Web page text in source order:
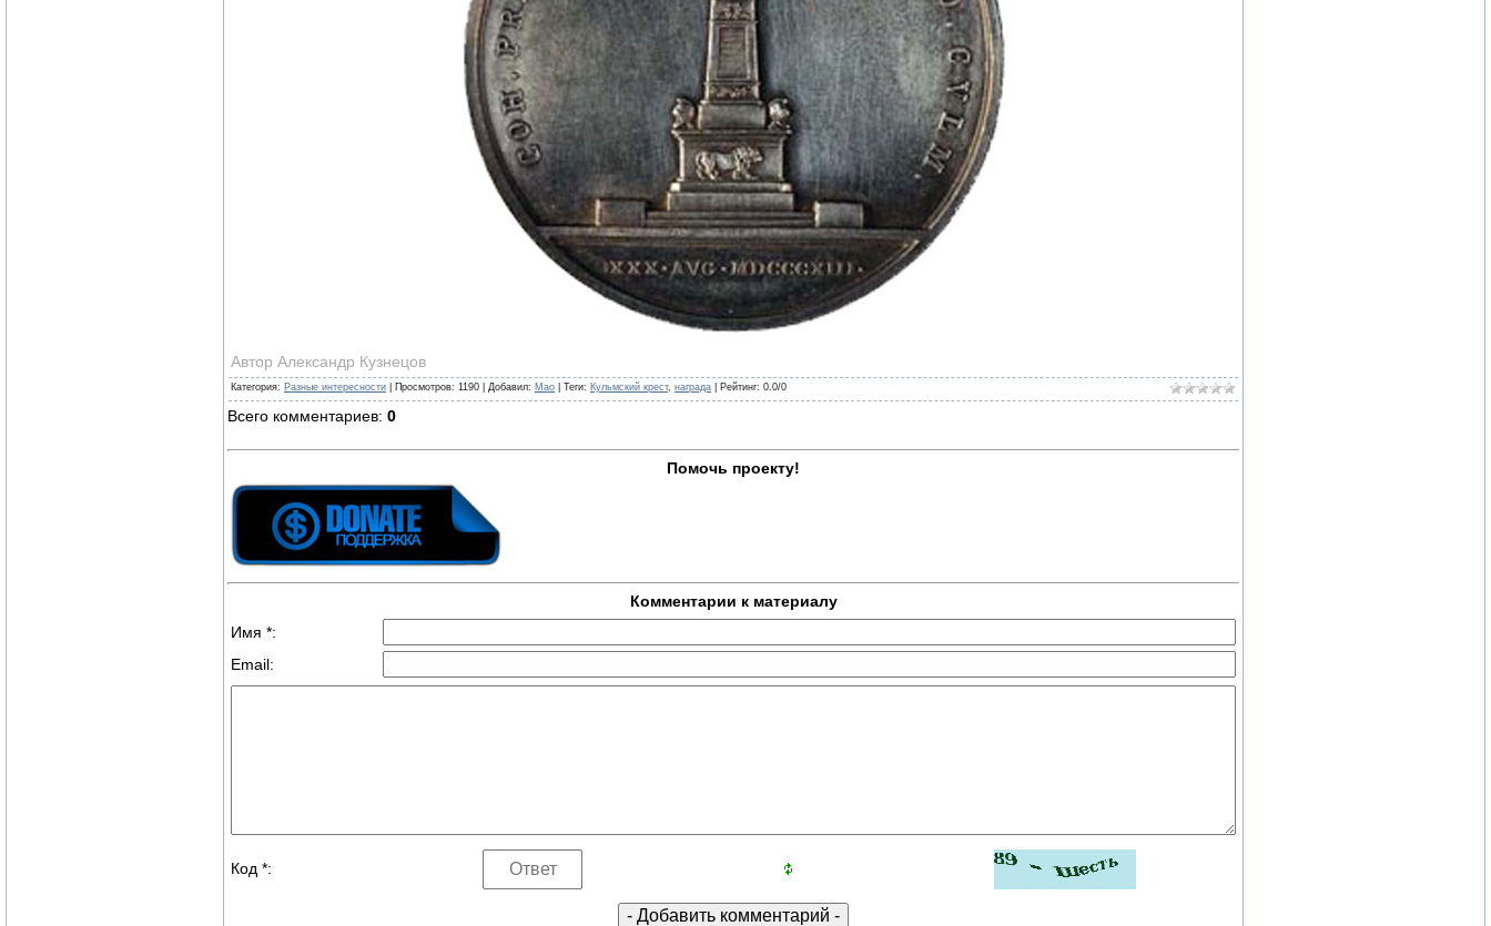
Автор Александр Кузнецов
Категория: Разные интересности Просмотров: 1190 Добавил: Mao Теги: Кульмский крест, награда Рейтинг: 0.0/0
Всего комментариев: 0
Помочь проекту!
Комментарии к материалу
Имя *:
Email:
Код *: